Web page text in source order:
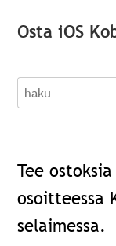
Osta iOS
haku
Tee
osoitteessa
selaimessa.